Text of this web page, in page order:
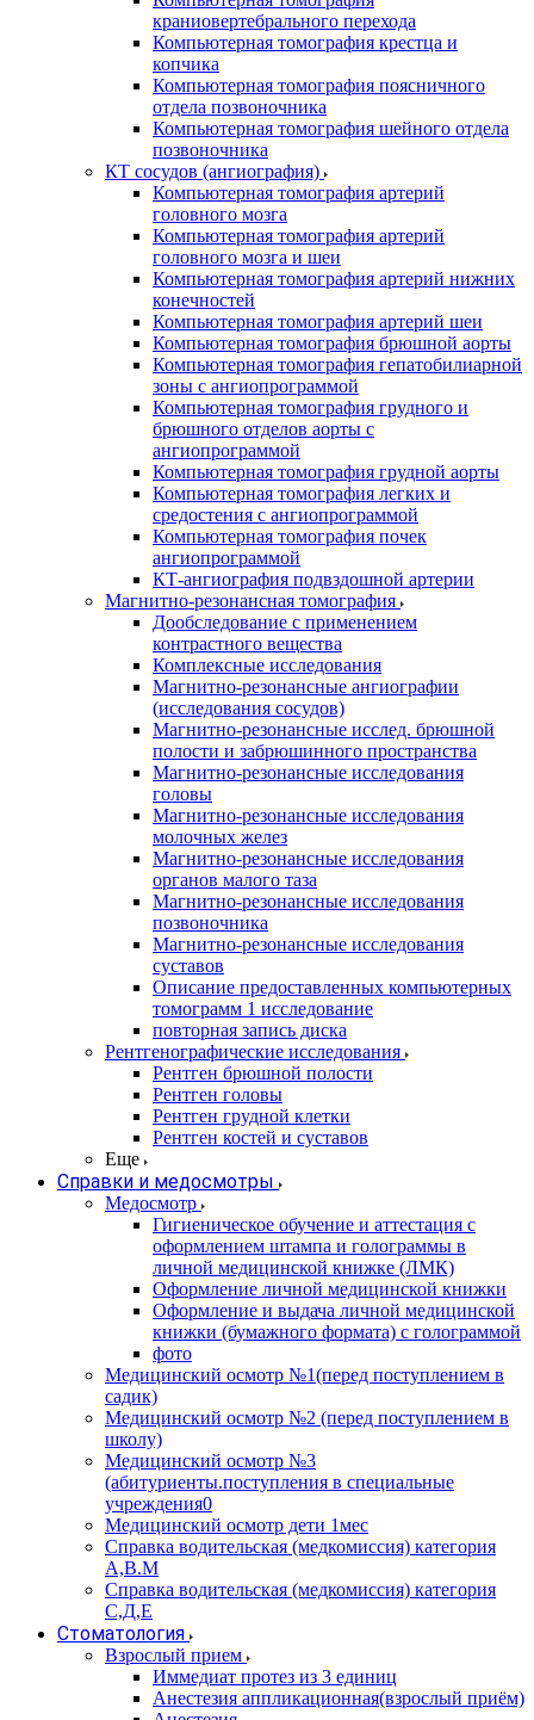
краниовертебрального перехода
Компьютерная томография крестца и
копчика
Компьютерная томография поясничного
отдела позвоночника
Компьютерная томография шейного отдела
позвоночника
КТ сосудов (ангиография)
Компьютерная томография артерий
головного мозга
Компьютерная томография артерий
головного мозга и шеи
Компьютерная томография артерий нижних
конечностей
Компьютерная томография артерий шеи
Компьютерная томография брюшной аорты
Компьютерная томография гепатобилиарной
зоны с ангиопрограммой
Компьютерная томография грудного и
брюшного отделов аорты с
ангиопрограммой
Компьютерная томография грудной аорты
Компьютерная томография легких и
средостения с ангиопрограммой
Компьютерная томография почек
ангиопрограммой
КТ-ангиография подвздошной артерии
Магнитно-резонансная томография
Дообследование с применением
контрастного вещества
Комплексные исследования
Магнитно-резонансные ангиографии
(исследования сосудов)
Магнитно-резонансные исслед. брюшной
полости и забрюшинного пространства
Магнитно-резонансные исследования
головы
Магнитно-резонансные исследования
молочных желез
Магнитно-резонансные исследования
органов малого таза
Магнитно-резонансные исследования
позвоночника
Магнитно-резонансные исследования
суставов
Описание предоставленных компьютерных
томограмм 1 исследование
повторная запись диска
Рентгенографические исследования
Рентген брюшной полости
Рентген головы
Рентген грудной клетки
Рентген костей и суставов
Еще
Справки и медосмотры
Медосмотр
Гигиеническое обучение и аттестация с
оформлением штампа и голограммы в
личной медицинской книжке (ЛМК)
Оформление личной медицинской книжки
Оформление и выдача личной медицинской
книжки (бумажного формата) с голограммой
фото
Медицинский осмотр №1(перед поступлением в
садик)
Медицинский осмотр №2 (перед поступлением в
школу)
Медицинский осмотр №3
(абитуриенты.поступления в специальные
учреждения0
Медицинский осмотр дети 1мес
Справка водительская (медкомиссия) категория
А,В.М
Справка водительская (медкомиссия) категория
С,Д,Е
Стоматология
Взрослый прием
Иммедиат протез из 3 единиц
Анестезия аппликационная(взрослый приём)